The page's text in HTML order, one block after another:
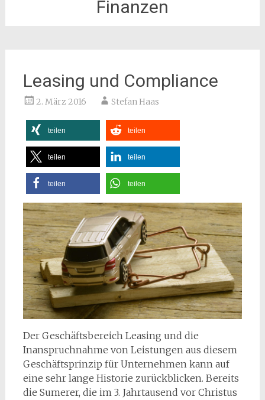
Finanzen
Leasing und Compliance
2. März 2016 Stefan Haas
teilen teilen
teilen teilen
teilen teilen
Der Geschäftsbereich Leasing und die
Inanspruchnahme von Leistungen aus diesem
Geschäftsprinzip für Unternehmen kann auf
eine sehr lange Historie zurückblicken. Bereits
die Sumerer, die im 3. Jahrtausend vor Christus